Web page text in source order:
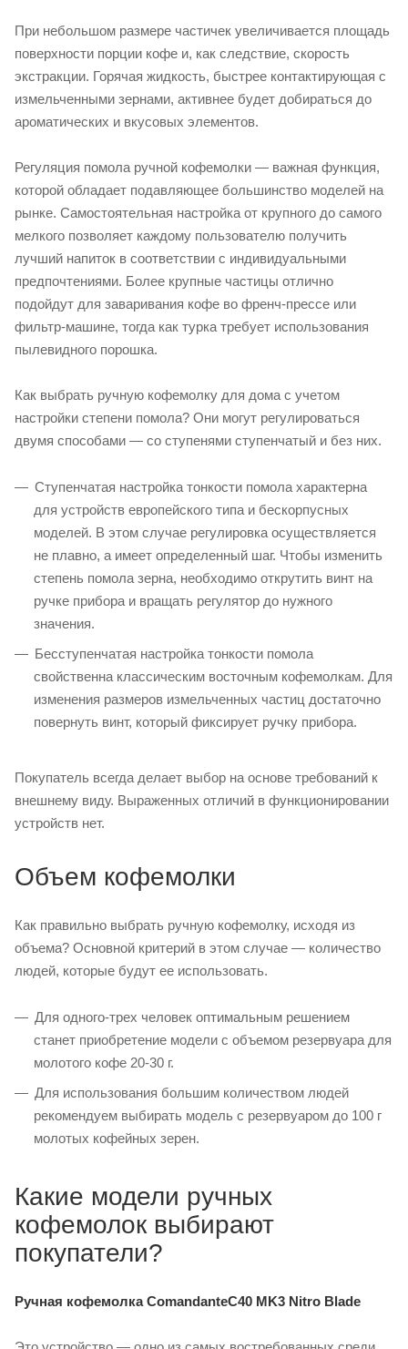
При небольшом размере частичек увеличивается площадь
поверхности порции кофе и, как следствие, скорость
экстракции. Горячая жидкость, быстрее контактирующая с
измельченными зернами, активнее будет добираться до
ароматических и вкусовых элементов.
Регуляция помола ручной кофемолки — важная функция,
которой обладает подавляющее большинство моделей на
рынке. Самостоятельная настройка от крупного до самого
мелкого позволяет каждому пользователю получить
лучший напиток в соответствии с индивидуальными
предпочтениями. Более крупные частицы отлично
подойдут для заваривания кофе во френч-прессе или
фильтр-машине, тогда как турка требует использования
пылевидного порошка.
Как выбрать ручную кофемолку для дома с учетом
настройки степени помола? Они могут регулироваться
двумя способами — со ступенями ступенчатый и без них.
Ступенчатая настройка тонкости помола характерна
для устройств европейского типа и бескорпусных
моделей. В этом случае регулировка осуществляется
не плавно, а имеет определенный шаг. Чтобы изменить
степень помола зерна, необходимо открутить винт на
ручке прибора и вращать регулятор до нужного
значения.
Бесступенчатая настройка тонкости помола
свойственна классическим восточным кофемолкам. Для
изменения размеров измельченных частиц достаточно
повернуть винт, который фиксирует ручку прибора.
Покупатель всегда делает выбор на основе требований к
внешнему виду. Выраженных отличий в функционировании
устройств нет.
Объем кофемолки
Как правильно выбрать ручную кофемолку, исходя из
объема? Основной критерий в этом случае — количество
людей, которые будут ее использовать.
Для одного-трех человек оптимальным решением
станет приобретение модели с объемом резервуара для
молотого кофе 20-30 г.
Для использования большим количеством людей
рекомендуем выбирать модель с резервуаром до 100 г
молотых кофейных зерен.
Какие модели ручных
кофемолок выбирают
покупатели?
Ручная кофемолка ComandanteC40 MK3 Nitro Blade